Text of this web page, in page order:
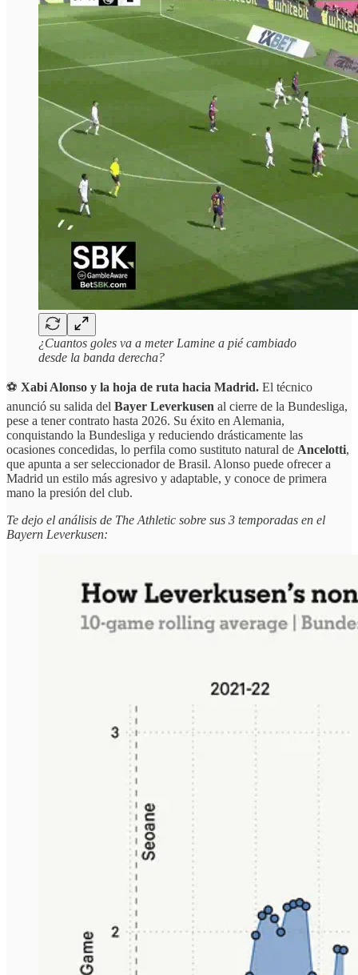
¿Cuantos goles va a meter Lamine a pié cambiado
desde la banda derecha?
⚽ Xabi Alonso y la hoja de ruta hacia Madrid. El técnico
anunció su salida del Bayer Leverkusen al cierre de la Bundesliga,
pese a tener contrato hasta 2026. Su éxito en Alemania,
conquistando la Bundesliga y reduciendo drásticamente las
ocasiones concedidas, lo perfila como sustituto natural de Ancelotti,
que apunta a ser seleccionador de Brasil. Alonso puede ofrecer a
Madrid un estilo más agresivo y adaptable, y conoce de primera
mano la presión del club.
Te dejo el análisis de The Athletic sobre sus 3 temporadas en el
Bayern Leverkusen: